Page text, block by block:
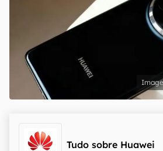
Tudo sobre Huawei